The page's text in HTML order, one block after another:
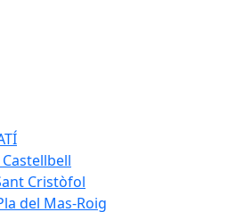
Cristòfol
del Mas-Roig